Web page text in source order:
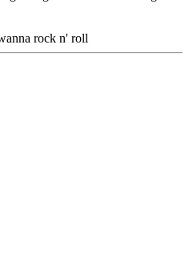
rock n' roll